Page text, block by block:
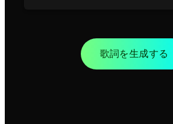
歌詞を生成する